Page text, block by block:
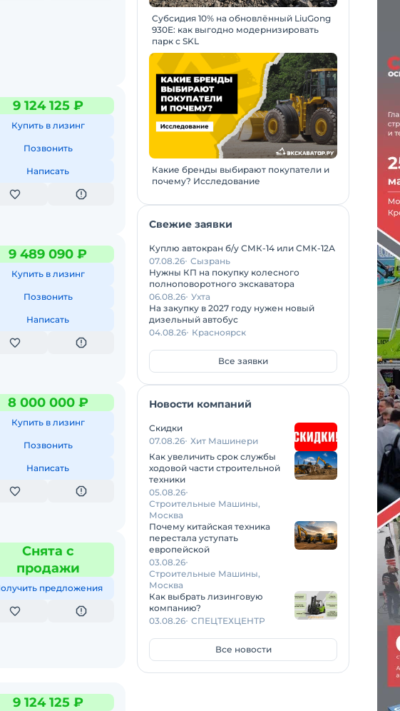
9 124 125 ₽
Купить в лизинг
Позвонить
Написать
9 489 090 ₽
Купить в лизинг
Позвонить
Написать
8 000 000 ₽
Купить в лизинг
Позвонить
Написать
Снята с
продажи
предложения
9 124 125 ₽
Субсидия 10% на обновлённый LiuGong
930E: как выгодно модернизировать
парк с SKL
Какие бренды выбирают покупатели и
почему? Исследование
Свежие заявки
Куплю автокран б/у СМК-14 или СМК-12А
07.08.26 Сызрань
Нужны КП на покупку колесного
полноповоротного экскаватора
06.08.26 Ухта
На закупку в 2027 году нужен новый
дизельный автобус
04.08.26 Красноярск
Все заявки
Новости компаний
Скидки
07.08.26 Хит Машинери
Как увеличить срок службы
ходовой части строительной
техники
05.08.26
Строительные Машины,
Москва
Почему китайская техника
перестала уступать
европейской
03.08.26
Строительные Машины,
Москва
Как выбрать лизинговую
компанию?
03.08.26 СПЕЦТЕХЦЕНТР
Все новости